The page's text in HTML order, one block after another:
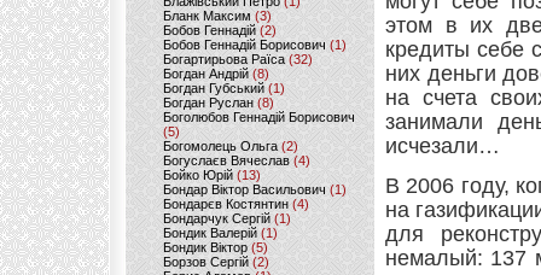
Бланк Максим(3)
Бобов Геннадій (2)
Бобов Геннадій Борисович (1)
Богартирьова Раїса (32)
Богдан Андрій(8)
Богдан Губський (1)
Богдан Руслан(8)
Боголюбов Геннадій Борисович
(5)
Богомолець Ольга (2)
Богуслаєв Вячеслав (4)
Бойко Юрій (13)
Бондар Віктор Васильович (1)
Бондарєв Костянтин (4)
Бондарчук Сергій(1)
Бондик Валерій (1)
Бондик Віктор(5)
Борзов Сергiй (2)
этом в их
кредиты себе
них деньги
на счета
занимали
исчезали…
В 2006 году,
на
для
немалый: 137